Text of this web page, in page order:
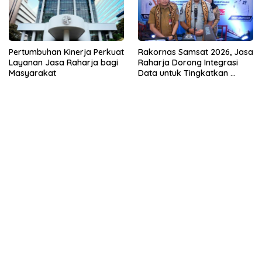
Pertumbuhan Kinerja Perkuat
Layanan Jasa Raharja bagi
Masyarakat
Rakornas Samsat 2026, Jasa
Raharja Dorong Integrasi
Data untuk Tingkatkan